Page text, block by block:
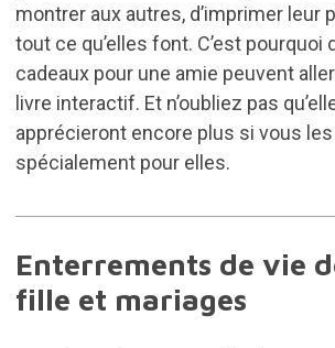
montrer aux autres, d’imprimer leur
tout ce qu’elles font. C’est pourquoi
cadeaux pour une amie peuvent aller
livre interactif. Et n’oubliez pas
apprécieront encore plus si vous
spécialement pour elles.
Enterrements de vie
fille et mariages